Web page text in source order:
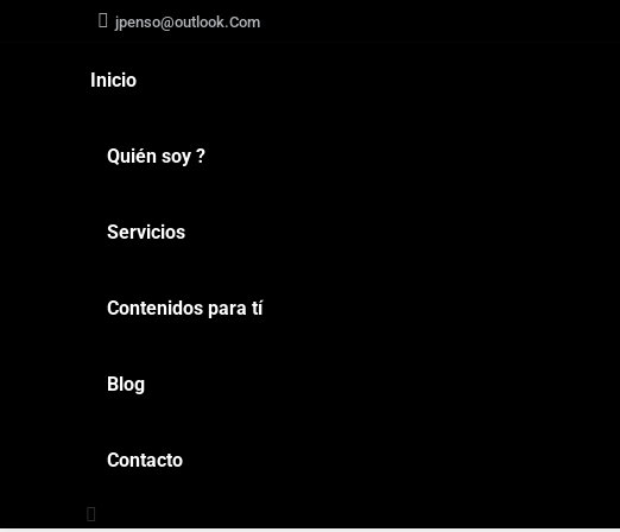
jpenso@outlook.Com
Inicio
Quién soy ?
Servicios
Contenidos para tí
Blog
Contacto
Buscar: